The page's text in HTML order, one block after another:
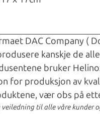
DAC Company (
kanskje de
bruker
for produksjon av
vær obs på
til alle våre kunder